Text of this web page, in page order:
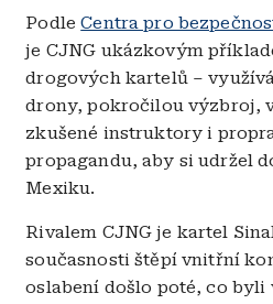
PodleCentra pro
je CJNG ukázkovým
drogových kartelů –
drony, pokročilou výzbroj,
zkušené instruktory i
propagandu, aby si udržel
Mexiku.
Rivalem CJNG je kartel
současnosti štěpí vnitřní
oslabení došlo poté, co byli